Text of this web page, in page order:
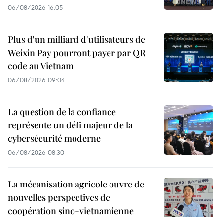
06/08/2026 16:05
Plus d'un milliard d'utilisateurs de
Weixin Pay pourront payer par QR
code au Vietnam
06/08/2026 09:04
La question de la confiance
représente un défi majeur de la
cybersécurité moderne
06/08/2026 08:30
La mécanisation agricole ouvre de
nouvelles perspectives de
coopération sino-vietnamienne